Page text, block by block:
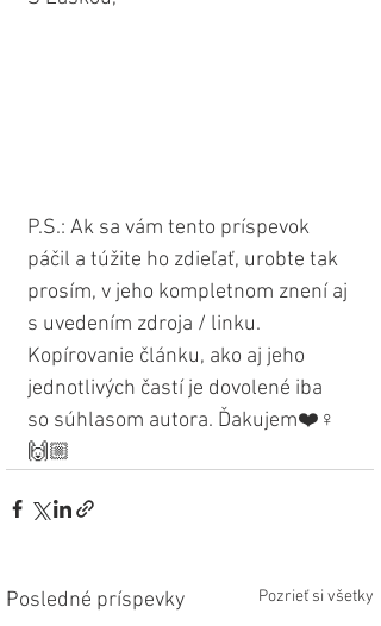
P.S.: Ak sa vám tento príspevok
páčil a túžite ho zdieľať, urobte tak
prosím, v jeho kompletnom znení aj
s uvedením zdroja / linku.
Kopírovanie článku, ako aj jeho
jednotlivých častí je dovolené iba
so súhlasom autora. Ďakujem❤️♀
🙌🏼
Posledné príspevky Pozrieť si všetky